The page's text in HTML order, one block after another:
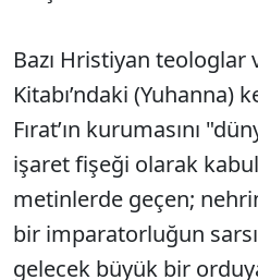
Bazı Hristiyan teologlar
Kitabı’ndaki (Yuhanna)
Fırat’ın kurumasını
işaret fişeği olarak
metinlerde geçen;
bir imparatorluğun
gelecek büyük bir